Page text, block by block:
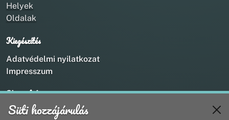
Helyek
Oldalak
Kiegészítés
Adatvédelmi nyilatkozat
Impresszum
Kapcsolat
+36 20 211 1888
Süti hozzájárulás